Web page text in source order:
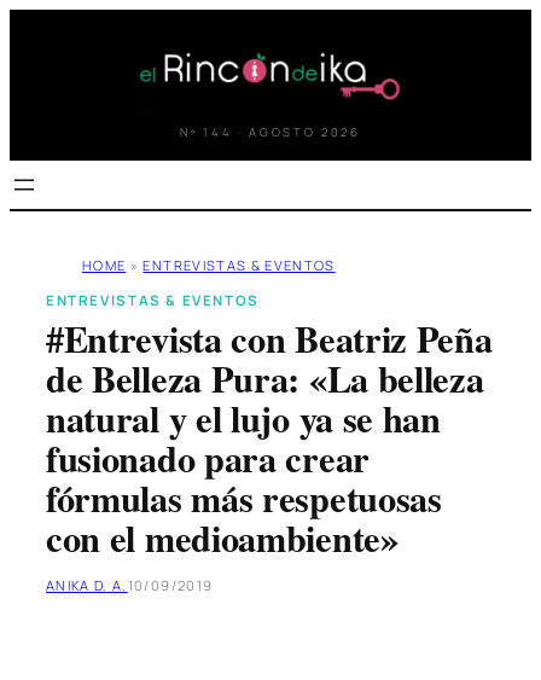
Nº 144 · AGOSTO 2026
HOME » ENTREVISTAS & EVENTOS
ENTREVISTAS & EVENTOS
#Entrevista con Beatriz Peña
de Belleza Pura: «La belleza
natural y el lujo ya se han
fusionado para crear
fórmulas más respetuosas
con el medioambiente»
ANIKA D. A. 10/09/2019